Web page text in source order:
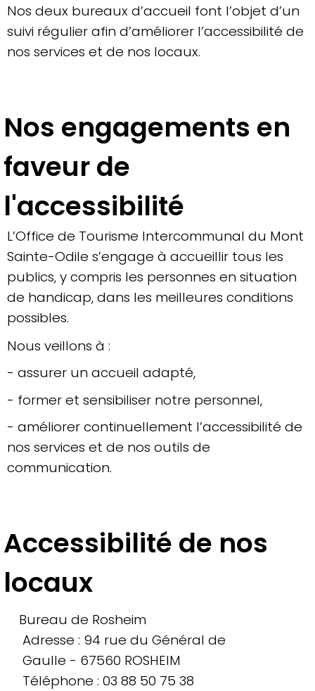
Nos deux bureaux d’accueil font l’objet d’un
suivi régulier afin d’améliorer l’accessibilité de
nos services et de nos locaux.
Nos engagements en
faveur de
l'accessibilité
L’Office de Tourisme Intercommunal du Mont
Sainte-Odile s’engage à accueillir tous les
publics, y compris les personnes en situation
de handicap, dans les meilleures conditions
possibles.
Nous veillons à :
- assurer un accueil adapté,
- former et sensibiliser notre personnel,
- améliorer continuellement l’accessibilité de
nos services et de nos outils de
communication.
Accessibilité de nos
locaux
Bureau de Rosheim
Adresse : 94 rue du Général de
Gaulle - 67560 ROSHEIM
Téléphone : 03 88 50 75 38